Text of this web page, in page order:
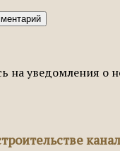
на уведомления о